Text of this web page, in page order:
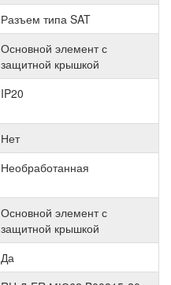
Разъем типа SAT
Основной элемент с
защитной крышкой
IP20
Нет
Необработанная
Основной элемент с
защитной крышкой
Да